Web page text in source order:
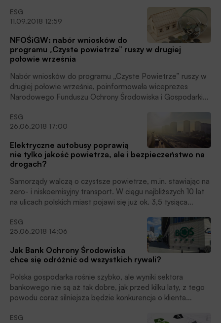
Nabór wniosków do programu ma ruszyć już w drugiej
połowie września. Elementem programu jest dotacja na
termomodernizację domów jednorodzinnych. Bez tego
wymiana starych kotłów na nowe nie przyniesie efektów, bo
beneficjenci będą odczuwać wyższe koszty ogrzewania.
ESG
11.09.2018 12:59
NFOŚiGW: nabór wniosków do
programu „Czyste powietrze” ruszy w drugiej
połowie września
Nabór wniosków do programu „Czyste Powietrze” ruszy w
drugiej połowie września, poinformowała wiceprezes
Narodowego Funduszu Ochrony Środowiska i Gospodarki
ESG
26.06.2018 17:00
Elektryczne autobusy poprawią
nie tylko jakość powietrza, ale i bezpieczeństwo na
drogach?
Samorządy walczą o czystsze powietrze, m.in. stawiając na
zero- i niskoemisyjny transport. W ciągu najbliższych 10 lat
na ulicach polskich miast pojawi się już ok. 3,5 tysiąca
Wyzwaniem wciąż pozostaje brak infrastruktury do
ładowania i optymalizacja zużycia energii.
ESG
25.06.2018 14:06
Jak Bank Ochrony Środowiska
chce się odróżnić od wszystkich rywali?
Polska gospodarka rośnie szybko, ale wyniki sektora
bankowego nie są aż tak dobre, jak przed kilku laty, z tego
powodu coraz silniejsza będzie konkurencja o klienta
realizować strategię odmienną od innych banków.
ESG